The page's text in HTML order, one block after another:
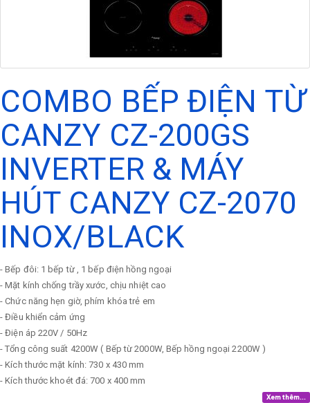
COMBO BẾP ĐIỆN TỪ
CANZY CZ-200GS
INVERTER & MÁY
HÚT CANZY CZ-2070
INOX/BLACK
- Bếp đôi: 1 bếp từ , 1 bếp điện hồng ngoại
- Mặt kính chống trầy xước, chịu nhiệt cao
- Chức năng hẹn giờ, phím khóa trẻ em
- Điều khiển cảm ứng
- Điện áp 220V / 50Hz
- Tổng công suất 4200W ( Bếp từ 2000W, Bếp hồng ngoại 2200W )
- Kích thước mặt kính: 730 x 430 mm
- Kích thước khoét đá: 700 x 400 mm
Xem thêm...